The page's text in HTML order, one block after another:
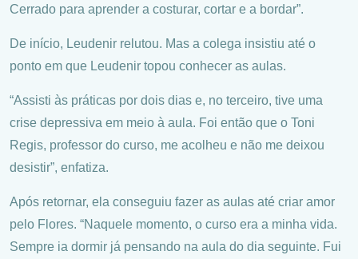
Cerrado para aprender a costurar, cortar e a bordar”.
De início, Leudenir relutou. Mas a colega insistiu até o
ponto em que Leudenir topou conhecer as aulas.
“Assisti às práticas por dois dias e, no terceiro, tive uma
crise depressiva em meio à aula. Foi então que o Toni
Regis, professor do curso, me acolheu e não me deixou
desistir”, enfatiza.
Após retornar, ela conseguiu fazer as aulas até criar amor
pelo Flores. “Naquele momento, o curso era a minha vida.
Sempre ia dormir já pensando na aula do dia seguinte. Fui